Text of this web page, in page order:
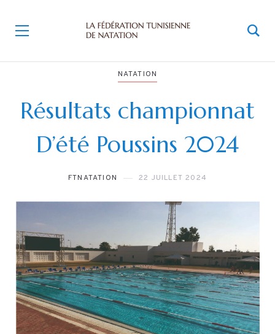
NATATION
Résultats championnat
D’été Poussins 2024
FTNATATION 22 JUILLET 2024